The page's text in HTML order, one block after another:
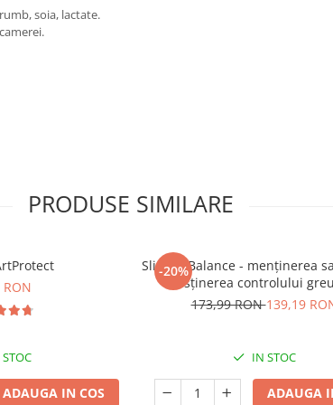
soia, lactate.
PRODUSE SIMILARE
ADAUGA IN COS
-20%
SlimProBalance - menținerea
susținerea controlului
173,99 RON139,19
IN STOC
ADAUGA